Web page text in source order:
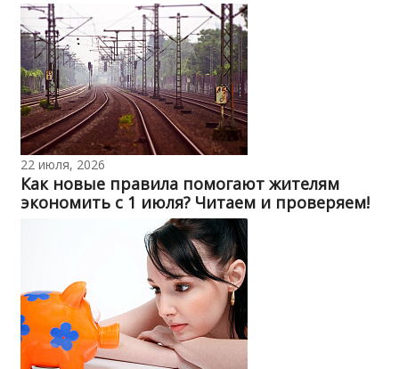
22 июля, 2026
Как новые правила помогают жителям
экономить с 1 июля? Читаем и проверяем!